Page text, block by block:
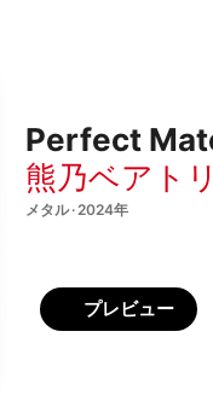
Perfect
熊乃ベアト
メタル · 2024年
プレビュー